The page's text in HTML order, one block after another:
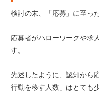
検討の末、「応募」に至っ
応募者がハローワークや求
す。
先述したように、認知から
行動を移す人数」はとても